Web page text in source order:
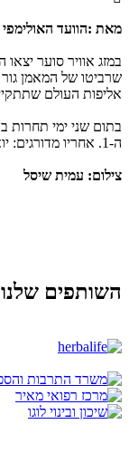
מאת :הוועד
במזג אוויר סוער
שרביטו של המאמן
אליפות העולם
ה-1. אחריו מדורגים: יואב כהן, תום ראובני, שחר צוברי ואופק אלימלך
צילום: עמית שיסל
השותפים שלנו